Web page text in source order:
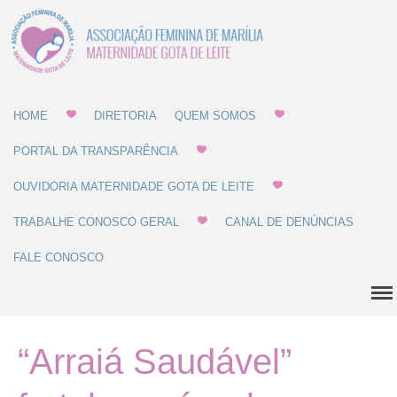
Diretoria
Quem Somos
Recrutamento
HOME DIRETORIA QUEM SOMOS
PORTAL DA TRANSPARÊNCIA
OUVIDORIA MATERNIDADE GOTA DE LEITE
TRABALHE CONOSCO GERAL CANAL DE DENÚNCIAS
FALE CONOSCO
“Arraiá Saudável”